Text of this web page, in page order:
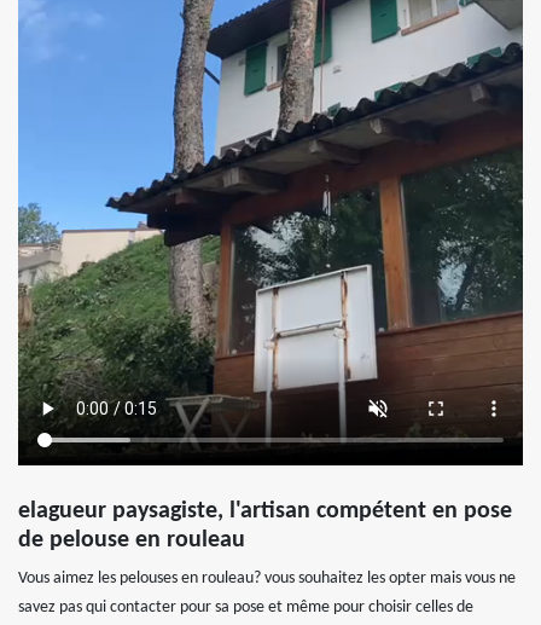
elagueur paysagiste, l'artisan compétent en pose
de pelouse en rouleau
Vous aimez les pelouses en rouleau? vous souhaitez les opter mais vous ne
savez pas qui contacter pour sa pose et même pour choisir celles de